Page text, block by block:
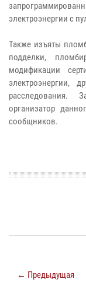
электроэнергии с
Также изъяты
подделки,
модификации
электроэнергии,
организатор
сообщников.
← Предыдущая